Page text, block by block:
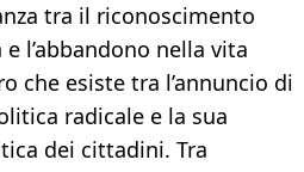
tra il riconoscimento
l’abbandono nella vita
che esiste tra l’annuncio di
radicale e la sua
dei cittadini. Tra